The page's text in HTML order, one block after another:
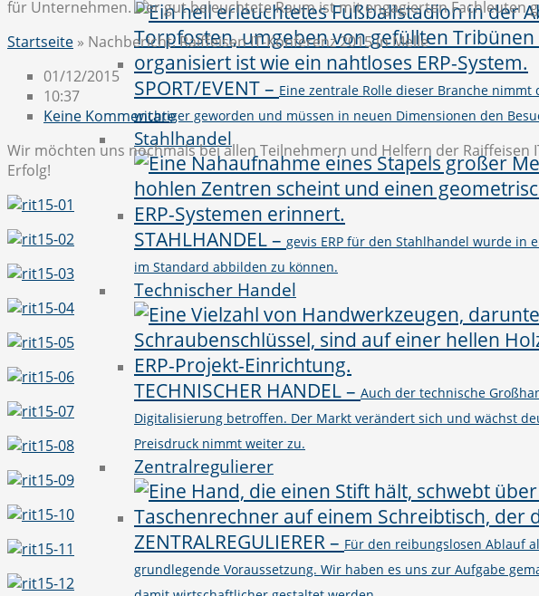
SPORT/EVENT– Eine zentrale Rolle dieser Branche
wichtiger geworden und müssen in neuen Dimensionen den
Stahlhandel
STAHLHANDEL– gevis ERP für den Stahlhandel wurde
im Standard abbilden zu können.
Technischer Handel
TECHNISCHER HANDEL– Auch der technische
Digitalisierung betroffen. Der Markt verändert sich und wächst
Preisdruck nimmt weiter zu.
Zentralregulierer
ZENTRALREGULIERER– Für den reibungslosen Ablauf
grundlegende Voraussetzung. Wir haben es uns zur Aufgabe
Startseite » Nachbericht: Raiffeisen IT-Konferenz 2015 in Melle
01/12/2015
10:37
Keine Kommentare
Wir möchten uns nochmals bei allen Teilnehmern und Helfern der
Erfolg!